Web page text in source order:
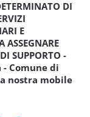
DI
E
ASSEGNARE
SUPPORTO -
- Comune di
nostra mobile